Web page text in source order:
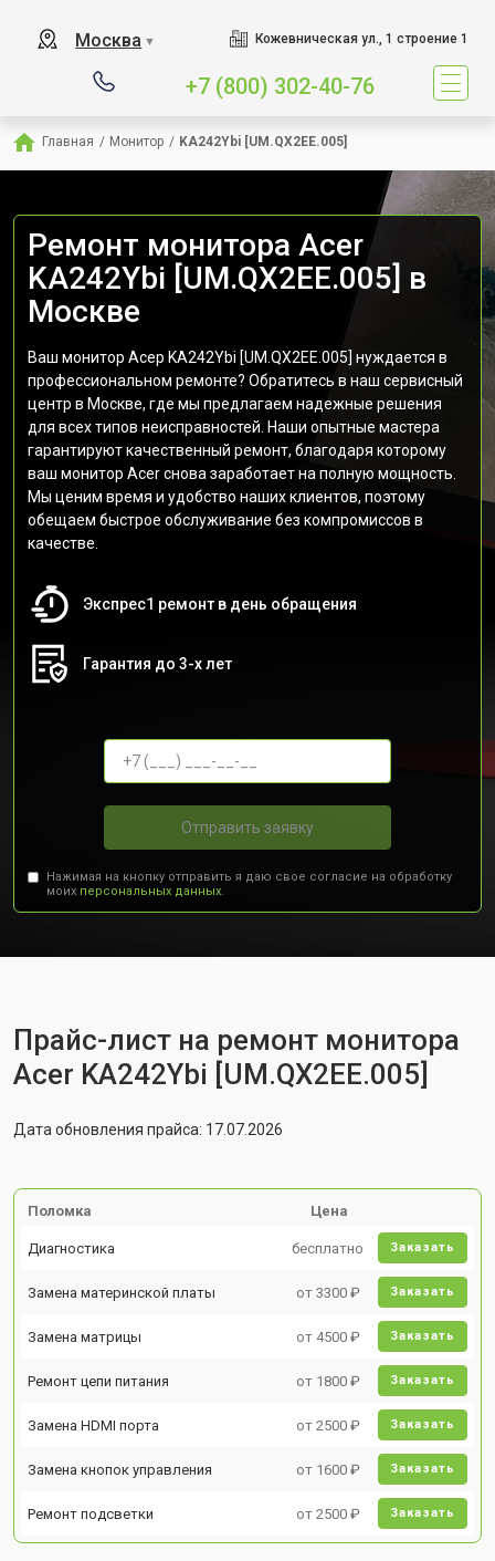
Москва ▼ Кожевническая ул., 1 строение 1
+7 (800) 302-40-76
Главная / Монитор / KA242Ybi [UM.QX2EE.005]
Ремонт монитора Acer
KA242Ybi [UM.QX2EE.005] в
Москве
Ваш монитор Асер KA242Ybi [UM.QX2EE.005] нуждается в
профессиональном ремонте? Обратитесь в наш сервисный
центр в Москве, где мы предлагаем надежные решения
для всех типов неисправностей. Наши опытные мастера
гарантируют качественный ремонт, благодаря которому
ваш монитор Acer снова заработает на полную мощность.
Мы ценим время и удобство наших клиентов, поэтому
обещаем быстрое обслуживание без компромиссов в
качестве.
Экспрес1 ремонт в день обращения
Гарантия до 3-х лет
Отправить заявку
Нажимая на кнопку отправить я даю свое согласие на обработку
моих персональных данных.
Прайс-лист на ремонт монитора
Acer KA242Ybi [UM.QX2EE.005]
Дата обновления прайса: 17.07.2026
Поломка Цена
Диагностика бесплатно Заказать
Замена материнской платы от 3300 ₽ Заказать
Замена матрицы от 4500 ₽ Заказать
Ремонт цепи питания от 1800 ₽ Заказать
Замена HDMI порта от 2500 ₽ Заказать
Замена кнопок управления от 1600 ₽ Заказать
Ремонт подсветки от 2500 ₽ Заказать